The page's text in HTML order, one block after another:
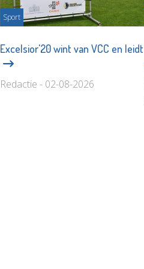
Sport
Excelsior'20 wint van VCC en leidt
Redactie - 02-08-2026